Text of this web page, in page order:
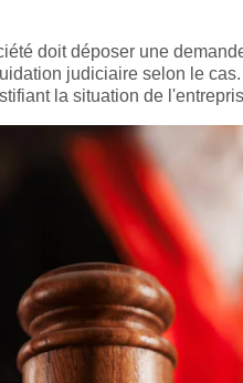
doit déposer une
judiciaire selon le
la situation de